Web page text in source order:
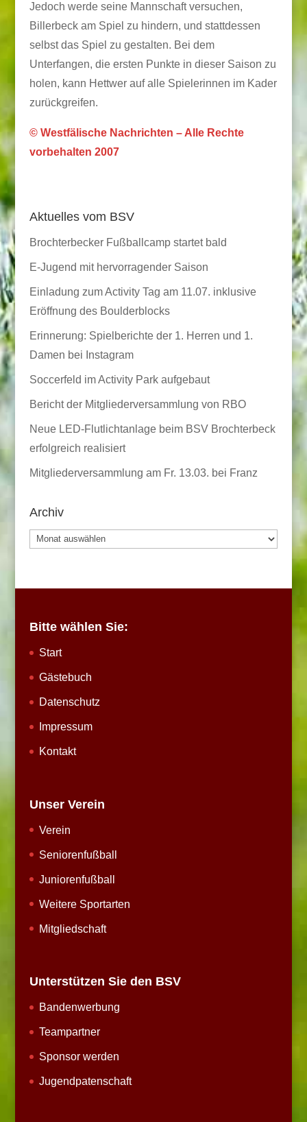
Jedoch werde seine Mannschaft versuchen,
Billerbeck am Spiel zu hindern, und stattdessen
selbst das Spiel zu gestalten. Bei dem
Unterfangen, die ersten Punkte in dieser Saison zu
holen, kann Hettwer auf alle Spielerinnen im Kader
zurückgreifen.
© Westfälische Nachrichten – Alle Rechte
vorbehalten 2007
Aktuelles vom BSV
Brochterbecker Fußballcamp startet bald
E-Jugend mit hervorragender Saison
Einladung zum Activity Tag am 11.07. inklusive
Eröffnung des Boulderblocks
Erinnerung: Spielberichte der 1. Herren und 1.
Damen bei Instagram
Soccerfeld im Activity Park aufgebaut
Bericht der Mitgliederversammlung von RBO
Neue LED-Flutlichtanlage beim BSV Brochterbeck
erfolgreich realisiert
Mitgliederversammlung am Fr. 13.03. bei Franz
Archiv
Archiv
Bitte wählen Sie:
Start
Gästebuch
Datenschutz
Impressum
Kontakt
Unser Verein
Verein
Seniorenfußball
Juniorenfußball
Weitere Sportarten
Mitgliedschaft
Unterstützen Sie den BSV
Bandenwerbung
Teampartner
Sponsor werden
Jugendpatenschaft